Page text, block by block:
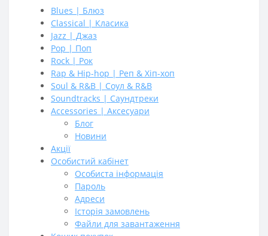
Blues | Блюз
Classical | Класика
Jazz | Джаз
Pop | Поп
Rock | Рок
Rap & Hip-hop | Реп & Хіп-хоп
Soul & R&B | Соул & R&B
Soundtracks | Саундтреки
Accessories | Аксесуари
Блог
Новини
Акції
Особистий кабінет
Особиста інформація
Пароль
Адреси
Історія замовлень
Файли для завантаження